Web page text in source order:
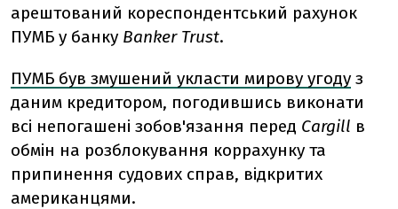
арештований кореспондентський рахунок
ПУМБ у банку Banker Trust.
ПУМБ був змушений укласти мирову угоду з
даним кредитором, погодившись виконати
всі непогашені зобов'язання перед Cargill в
обмін на розблокування коррахунку та
припинення судових справ, відкритих
американцями.